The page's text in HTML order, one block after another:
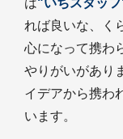
は"いちスタッ
れば良いな、く
心になって携わ
やりがいがあり
イデアから携わ
います。